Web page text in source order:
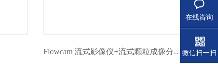
Flowcam 流式影像仪+流式颗粒成像分析系统
在线咨询
微信扫一扫